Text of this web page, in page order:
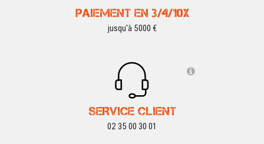
PAIEMENT EN 3/4/10X
jusqu'à 5000 €
SERVICE CLIENT
02 35 00 30 01